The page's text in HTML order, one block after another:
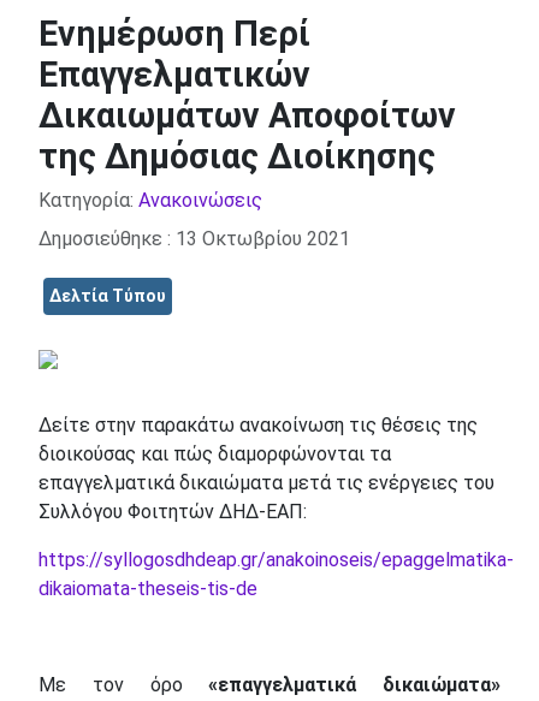
Ενημέρωση Περί
Επαγγελματικών
Δικαιωμάτων Αποφοίτων
της Δημόσιας Διοίκησης
Λεπτομέρειες
Κατηγορία: Ανακοινώσεις
Δημοσιεύθηκε : 13 Οκτωβρίου 2021
Δελτία Τύπου
Δείτε στην παρακάτω ανακοίνωση τις θέσεις της
διοικούσας και πώς διαμορφώνονται τα
επαγγελματικά δικαιώματα μετά τις ενέργειες του
Συλλόγου Φοιτητών ΔΗΔ-ΕΑΠ:
https://syllogosdhdeap.gr/anakoinoseis/epaggelmatika-
dikaiomata-theseis-tis-de
Με τον όρο«επαγγελματικά δικαιώματα»